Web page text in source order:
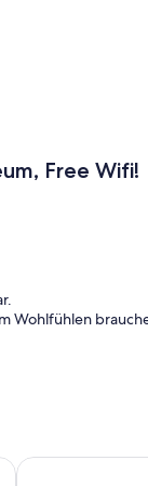
Free Wifi!
Wohlfühlen
Tassen, Tee
Dike-Haus mit